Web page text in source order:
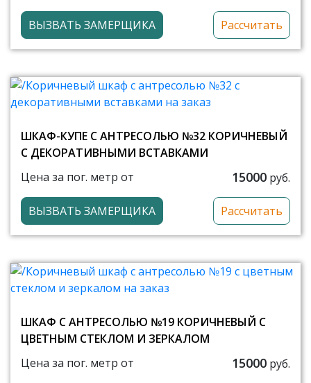
ВЫЗВАТЬ ЗАМЕРЩИКА Рассчитать
ШКАФ-КУПЕ С АНТРЕСОЛЬЮ №32 КОРИЧНЕВЫЙ
С ДЕКОРАТИВНЫМИ ВСТАВКАМИ
Цена за пог. метр от
15000 руб.
ВЫЗВАТЬ ЗАМЕРЩИКА Рассчитать
ШКАФ С АНТРЕСОЛЬЮ №19 КОРИЧНЕВЫЙ С
ЦВЕТНЫМ СТЕКЛОМ И ЗЕРКАЛОМ
Цена за пог. метр от
15000 руб.